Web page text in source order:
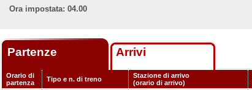
Ora impostata: 04.00
Partenze Arrivi
Orario di
partenza
Tipo e n. di treno
Stazione di arrivo
(orario di arrivo)